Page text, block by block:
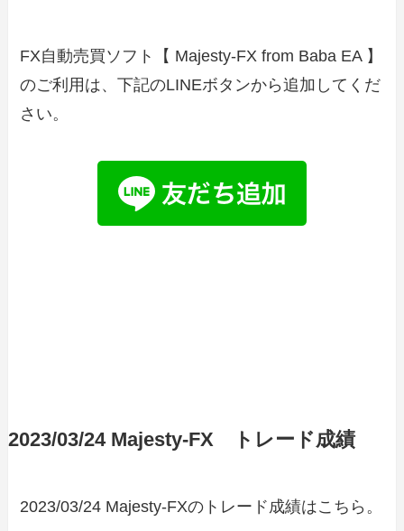
FX自動売買ソフト【 Majesty-FX from Baba EA 】
のご利用は、下記のLINEボタンから追加してくだ
さい。
2023/03/24 Majesty-FX トレード成績
2023/03/24 Majesty-FXのトレード成績はこちら。